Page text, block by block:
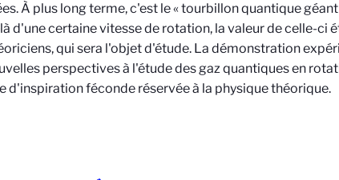
À plus long terme, c'est le « tourbillon quantique
d'une certaine vitesse de rotation, la valeur de celle-ci
qui sera l'objet d'étude. La démonstration
perspectives à l'étude des gaz quantiques en
d'inspiration féconde réservée à la physique théorique.